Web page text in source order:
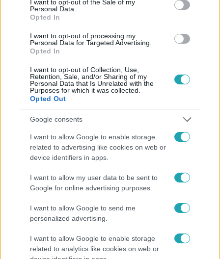
I want to opt-out of the Sale of my
Personal Data.
Opted In
I want to opt-out of processing my
Personal Data for Targeted Advertising.
Opted In
I want to opt-out of Collection, Use,
Retention, Sale, and/or Sharing of my
Personal Data that Is Unrelated with the
Purposes for which it was collected.
Opted Out
Google consents
I want to allow Google to enable storage
related to advertising like cookies on web or
device identifiers in apps.
I want to allow my user data to be sent to
Google for online advertising purposes.
I want to allow Google to send me
personalized advertising.
I want to allow Google to enable storage
related to analytics like cookies on web or
DRÁGULÁS
Népszerű